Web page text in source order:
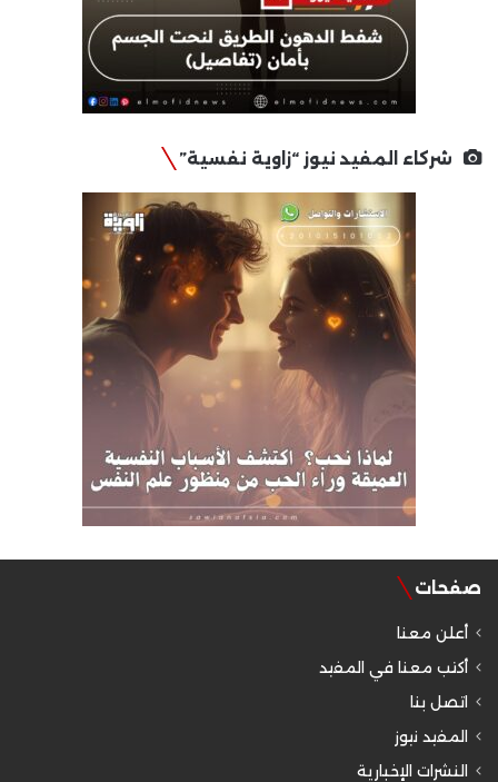
شركاء المفيد نيوز “زاوية نفسية”
صفحات
أعلن معنا
أكتب معنا في المفيد
اتصل بنا
المفيد نيوز
النشرات الإخبارية